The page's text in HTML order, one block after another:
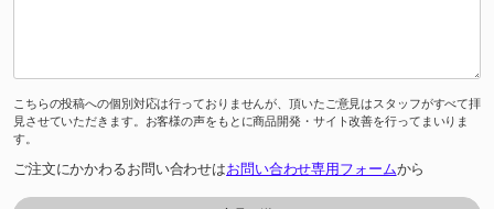
こちらの投稿への個別対応は行っておりませんが、頂いたご意見はスタッフがすべて拝
見させていただきます。お客様の声をもとに商品開発・サイト改善を行ってまいりま
す。
ご注文にかかわるお問い合わせはお問い合わせ専用フォームから